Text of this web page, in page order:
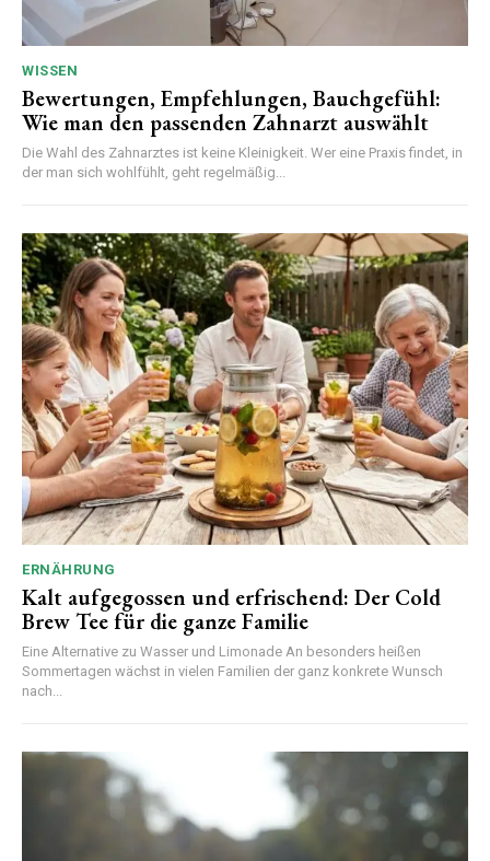
WISSEN
Bewertungen, Empfehlungen, Bauchgefühl:
Wie man den passenden Zahnarzt auswählt
Die Wahl des Zahnarztes ist keine Kleinigkeit. Wer eine Praxis findet, in
der man sich wohlfühlt, geht regelmäßig...
ERNÄHRUNG
Kalt aufgegossen und erfrischend: Der Cold
Brew Tee für die ganze Familie
Eine Alternative zu Wasser und Limonade An besonders heißen
Sommertagen wächst in vielen Familien der ganz konkrete Wunsch
nach...